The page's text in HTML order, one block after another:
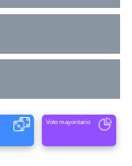
Voto mayoritario